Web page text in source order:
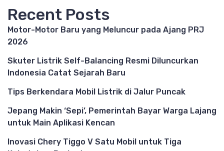
Recent Posts
Motor-Motor Baru yang Meluncur pada Ajang PRJ
2026
Skuter Listrik Self-Balancing Resmi Diluncurkan
Indonesia Catat Sejarah Baru
Tips Berkendara Mobil Listrik di Jalur Puncak
Jepang Makin ‘Sepi’, Pemerintah Bayar Warga Lajang
untuk Main Aplikasi Kencan
Inovasi Chery Tiggo V Satu Mobil untuk Tiga